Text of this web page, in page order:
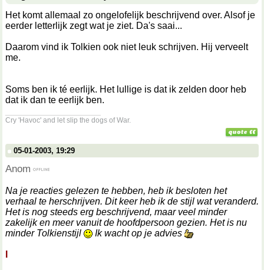
Het komt allemaal zo ongelofelijk beschrijvend over. Alsof je
eerder letterlijk zegt wat je ziet. Da's saai...
Daarom vind ik Tolkien ook niet leuk schrijven. Hij verveelt
me.
Soms ben ik té eerlijk. Het lullige is dat ik zelden door heb
dat ik dan te eerlijk ben.
Cry 'Havoc' and let slip the dogs of War.
05-01-2003, 19:29
Anom
Na je reacties gelezen te hebben, heb ik besloten het
verhaal te herschrijven. Dit keer heb ik de stijl wat veranderd.
Het is nog steeds erg beschrijvend, maar veel minder
zakelijk en meer vanuit de hoofdpersoon gezien. Het is nu
minder Tolkienstijl
Ik wacht op je advies